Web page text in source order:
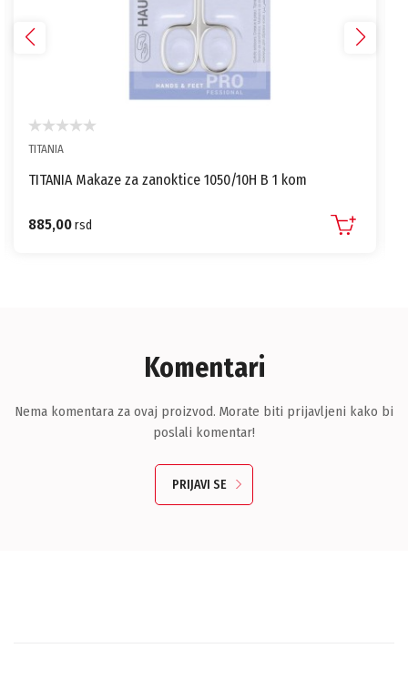
TITANIA
TITANIA Makaze za zanoktice 1050/10H B 1 kom
885,00rsd
Komentari
Nema komentara za ovaj proizvod. Morate biti prijavljeni kako bi
poslali komentar!
PRIJAVI SE